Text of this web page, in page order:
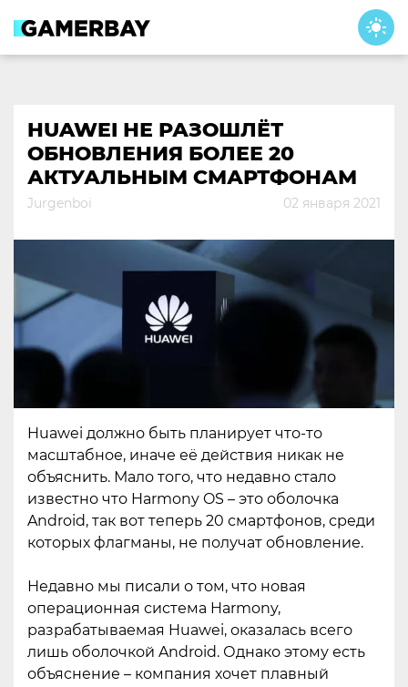
content
HUAWEI НЕ РАЗОШЛЁТ
ОБНОВЛЕНИЯ БОЛЕЕ 20
АКТУАЛЬНЫМ СМАРТФОНАМ
Jurgenboi 02 января 2021
Huawei должно быть планирует что-то
масштабное, иначе её действия никак не
объяснить. Мало того, что недавно стало
известно что Harmony OS – это оболочка
Android, так вот теперь 20 смартфонов, среди
которых флагманы, не получат обновление.
Недавно мы писали о том, что новая
операционная система Harmony,
разрабатываемая Huawei, оказалась всего
лишь оболочкой Android. Однако этому есть
объяснение – компания хочет плавный